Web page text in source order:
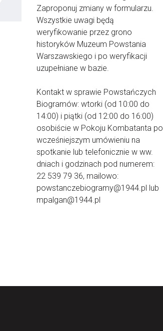
Zaproponuj zmiany w formularzu.
Wszystkie uwagi będą
weryfikowanie przez grono
historyków Muzeum Powstania
Warszawskiego i po weryfikacji
uzupełniane w bazie.
Kontakt w sprawie Powstańczych
Biogramów: wtorki (od 10:00 do
14:00) i piątki (od 12:00 do 16:00)
osobiście w Pokoju Kombatanta po
wcześniejszym umówieniu na
spotkanie lub telefonicznie w ww.
dniach i godzinach pod numerem:
22 539 79 36, mailowo:
powstanczebiogramy@1944.pl lub
mpalgan@1944.pl